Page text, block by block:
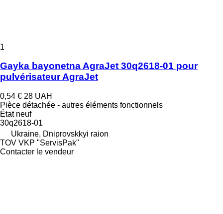
1
Gayka bayonetna AgraJet 30q2618-01 pour
pulvérisateur AgraJet
0,54 € 28 UAH
Pièce détachée - autres éléments fonctionnels
Étatneuf
30q2618-01
Ukraine, Dniprovskkyi raion
TOV VKP "ServisPak"
Contacter le vendeur